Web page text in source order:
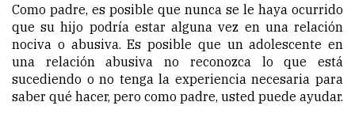
Como padre, es posible que nunca se le haya ocurrido
que su hijo podría estar alguna vez en una relación
nociva o abusiva. Es posible que un adolescente en
una relación abusiva no reconozca lo que está
sucediendo o no tenga la experiencia necesaria para
saber qué hacer, pero como padre, usted puede ayudar.